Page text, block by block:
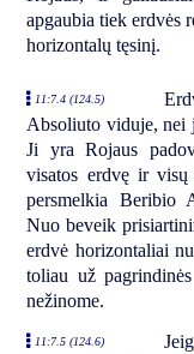
apgaubia tiek erdvės
horizontalų tęsinį.
11:7.4 (124.5)
Absoliuto viduje, nei
Ji yra Rojaus
visatos erdvę ir
persmelkia Beribio
Nuo beveik
erdvė horizontaliai
toliau už
nežinome.
11:7.5 (124.6)